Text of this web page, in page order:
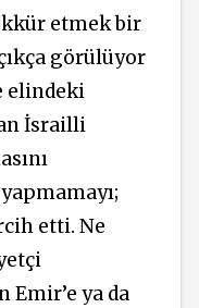
etmek bir
görülüyor
elindeki
İsrailli
etti. Ne
ya da